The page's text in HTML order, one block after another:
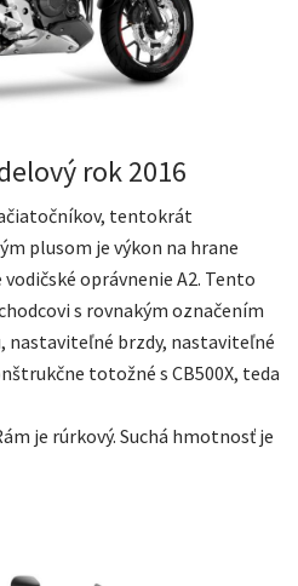
rok 2016
tentokrát
plusom je výkon na hrane
oprávnenie A2. Tento
s rovnakým označením
nastaviteľné brzdy, nastaviteľné
totožné s CB500X, teda
je rúrkový. Suchá hmotnosť je